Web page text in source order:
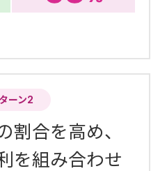
ーン2
割合を高め、
を組み合わせ